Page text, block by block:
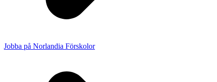
Jobba på Norlandia Förskolor